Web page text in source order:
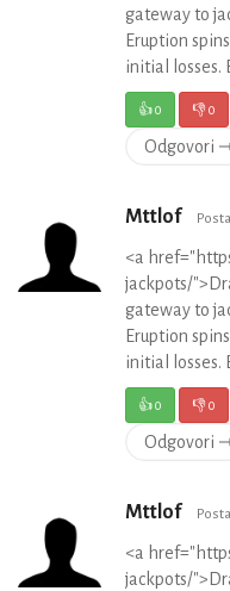
gateway to
Eruption
initial losses.
👍0 👎0
Odgovori
Mttlof
<a
jackpots/
gateway to
Eruption
initial losses.
👍0 👎0
Odgovori
Mttlof
<a
jackpots/